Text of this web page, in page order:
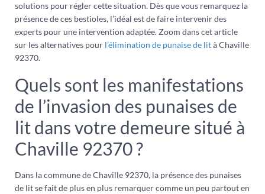
solutions pour régler cette situation. Dès que vous remarquez la
présence de ces bestioles, l’idéal est de faire intervenir des
experts pour une intervention adaptée. Zoom dans cet article
sur les alternatives pour l’élimination de punaise de lità Chaville
92370.
Quels sont les manifestations
de l’invasion des punaises de
lit dans votre demeure situé à
Chaville 92370 ?
Dans la commune de Chaville 92370, la présence des punaises
de lit se fait de plus en plus remarquer comme un peu partout en